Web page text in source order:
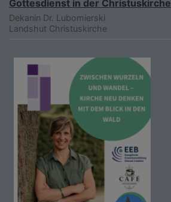
Gottesdienst in der Christuskirche
Dekanin Dr. Lubomierski
Landshut Christuskirche